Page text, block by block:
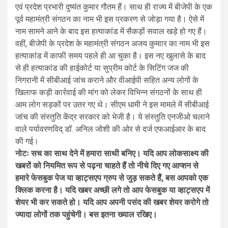
एवं प्रदेश प्रभारी दुष्यंत कुमार गौतम हैं। साथ ही राज्य में बीजेपी के एक
पूर्व महामंत्री संगठन का नाम भी इस प्रकरण से जोड़ा गया है। ऐसे में
नाम सामने आने के बाद इस हत्याकांड में सैकड़ों सवाल खड़े हो गए हैं।
वहीं, बीजेपी के प्रदेश के महामंत्री संगठन अजय कुमाार का नाम भी इस
हत्याकांड में काफी समय पहले ही आ चुका है। इस नए खुलासे के बाद
से ही हत्याकांड की हाईकोर्ट या सुप्रीम कोर्ट के सिटिंग जज की
निगरानी में सीबीआई जांच कराने और वीआईपी सहित अन्य लोगों के
खिलाफ कड़ी कार्रवाई की मांग को लेकर विभिन्न संगठनों के साथ ही
आम लोग सड़कों पर उतर गए थे। सीएम धामी ने इस मामले में सीबीआई
जांच की संस्तुति केंद्र सरकार को भेजी है। ये संस्तुति एनजीओ चलाने
वाले पर्यावरणविद् डॉ. अनिल जोशी की ओर से दर्ज एफआईआर के बाद
की गई।
नोटः सच का साथ देने में हमारा साथी बनिए। यदि आप लोकसाक्ष्य की
खबरों को नियमित रूप से पढ़ना चाहते हैं तो नीचे दिए गए आप्शन से
हमारे फेसबुक पेज या व्हाट्सएप ग्रुप से जुड़ सकते हैं, बस आपको एक
क्लिक करना है। यदि खबर अच्छी लगे तो आप फेसबुक या व्हाट्सएप में
शेयर भी कर सकते हो। यदि आप अपनी पसंद की खबर शेयर करोगे तो
ज्यादा लोगों तक पहुंचेगी। बस इतना ख्याल रखिए।